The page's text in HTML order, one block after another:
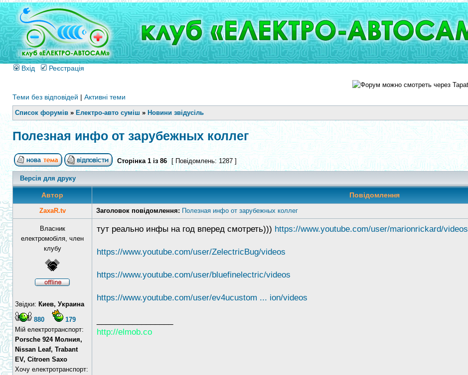
Вхід Реєстрація
Теми без відповідей | Активні теми
Список форумів » Електро-авто суміш » Новини звідусіль
Полезная инфо от зарубежных коллег
Сторінка1 із 86 [ Повідомлень: 1287 ]
Версія для друку
Автор Повідомлення
ZaxaR.tv Заголовок повідомлення: Полезная инфо от зарубежных коллег
Власник
електромобіля, член
клубу
Звідки: Киев, Украина
880
179
Мій електротранспорт:
Porsche 924 Молния,
Nissan Leaf, Trabant
EV, Citroen Saxo
Хочу електротранспорт:
тут реально инфы на год вперед смотреть))) https://www.youtube.com/user/marionrickard/videos
https://www.youtube.com/user/ZelectricBug/videos
https://www.youtube.com/user/bluefinelectric/videos
https://www.youtube.com/user/ev4ucustom ... ion/videos
http://elmob.co